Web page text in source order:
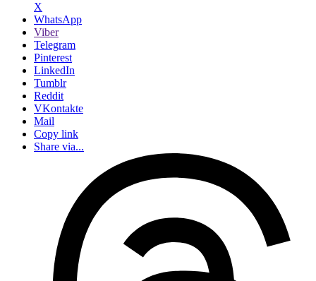
X
WhatsApp
Viber
Telegram
Pinterest
LinkedIn
Tumblr
Reddit
VKontakte
Mail
Copy link
Share via...